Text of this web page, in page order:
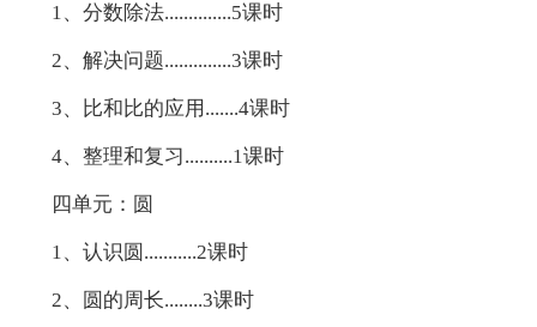
1、分数除法..............5课时
2、解决问题..............3课时
3、比和比的应用.......4课时
4、整理和复习..........1课时
四单元：圆
1、认识圆...........2课时
2、圆的周长........3课时